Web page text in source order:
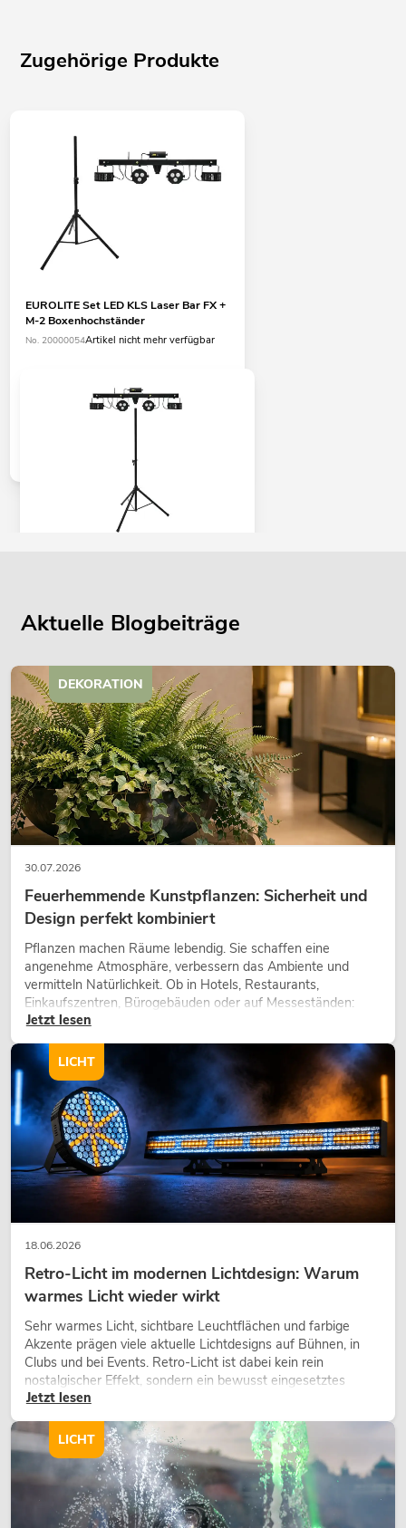
Zugehörige Produkte
EUROLITE Set LED KLS Laser Bar FX +
M-2 Boxenhochständer
No. 20000054Artikel nicht mehr verfügbar
Bestand reicht ca. 12 Wo.
399,00€
EUROLITE Set LED KLS Laser Bar FX +
Boxenhochständer heavy, Alu sw
No. 20000288Artikel nicht mehr verfügbar
EUROLITE Set LED KLS Laser Bar FX-
Lichtset + M-4 Boxenhochständer
€
-16%
Aktuelle Blogbeiträge
30.07.2026
Feuerhemmende Kunstpflanzen: Sicherheit und
Design perfekt kombiniert
Pflanzen machen Räume lebendig. Sie schaffen eine
angenehme Atmosphäre, verbessern das Ambiente und
vermitteln Natürlichkeit. Ob in Hotels, Restaurants,
Einkaufszentren, Bürogebäuden oder auf Messeständen:
eine hochwertige Begrünung gehört heute längst zum
Jetzt lesen
DEKORATION
18.06.2026
Retro-Licht im modernen Lichtdesign: Warum
warmes Licht wieder wirkt
Sehr warmes Licht, sichtbare Leuchtflächen und farbige
Akzente prägen viele aktuelle Lichtdesigns auf Bühnen, in
Clubs und bei Events. Retro-Licht ist dabei kein rein
nostalgischer Effekt, sondern ein bewusst eingesetztes
Gestaltungsmittel: Es schafft Atmosphäre, gibt Szenen
wirken lassen.
Jetzt lesen
LICHT
LICHT